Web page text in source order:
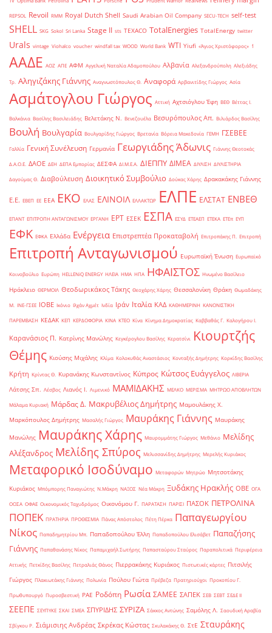
REPSOL Revoil RMM Royal Dutch Shell Saudi Arabian Oil Company SECU-TECH self-test
SHELL SKG Sokol Sri Lanka Stage II sts TEXACO TotalEnergies TotalEnergy twitter
Urals vintage Viohalco voucher windfall tax WOOD World Bank WTI Yiufi «Άγιος Χριστόφορος» ΄1
ΑΑΔΕ ΑΟΖ ΑΠΕ ΑΦΜ Αγγελική Ναταλία Αδαμοπούλου Αλβανία Αλεξανδρούπολη Αλεξιάδης
Τρ. Αληγιζάκης Γιάννης Αναγνωστόπουλος Θ. Αναφορά Αρβανιτίδης Γιώργος Ασία
Ασμάτογλου Γιώργος Αττική Αχτσιόγλου Έφη ΒΕΘ Βέττας Ι.
Βαλκάνια Βασίλης Βασιλειάδης Βελετάκης Ν. Βενεζουέλα Βεσυρόπουλος Απ. Βιλιάρδος Βασίλης
Βουλή Βουλγαρία Βουλγαρίδης Γιώργος Βρετανία Βόρεια Μακεδονία ΓΕΜΗ ΓΣΕΒΕΕ
Γαλλία Γενική Συνέλευση Γερμανία Γεωργιάδης Άδωνις Γιάννης Θεοτοκάς
Δ.Α.Ο.Ε. ΔΑΟΕ ΔΕΗ ΔΕΠΑ Εμπορίας ΔΕΣΦΑ ΔΙ.Μ.Ε.Α. ΔΙΕΠΠΥ ΔΙΜΕΑ ΔΙΥΛΙΣΗ ΔΙΥΛΙΣΤΗΡΙΑ
Δαγούμας Θ. Διαβούλευση Διοικητικό Συμβούλιο Δούκας Χάρης Δρακακάκης Γιάννης
Ε.Ε. ΕΒΕΠ ΕΕ ΕΕΑ ΕΚΟ ΕΛΑΣ ΕΛΙΝΟΙΛ ΕΛΛΑΚΤΩΡ ΕΛΠΕ ΕΛΣΤΑΤ ΕΝΒΕΘ
ΕΠΑΝΤ ΕΠΙΤΡΟΠΗ ΑΝΤΑΓΩΝΙΣΜΟΥ ΕΡΓΑΝΗ ΕΡΤ ΕΣΕΚ ΕΣΠΑ ΕΣΥΔ ΕΤΕΑΕΠ ΕΤΕΚΑ ΕΤΕπ ΕΥΠ
ΕΦΚ ΕΦΚΑ Ελλάδα Ενέργεια Επιστρεπτέα Προκαταβολή Επιτροπάκης Π. Επιτροπή
Επιτροπή Ανταγωνισμού Ευρωπαϊκή Ένωση Ευρωπαϊκό
Κοινοβούλιο Ευρώπη ΗELLENiQ ENERGY ΗΛΕΙΑ ΗΜΑ ΗΠΑ ΗΦΑΙΣΤΟΣ Ηνωμένο Βασίλειο
Ηράκλειο ΘΕΡΜΟΙΛ Θεοδωρικάκος Τάκης Θεοχάρης Χάρης Θεσσαλονίκη Θράκη Θωμαδάκης
Μ. ΙΝΕ-ΓΣΕΕ ΙΟΒΕ Ικόνιο Ιλχάν Αχμέτ Ινδία Ιράν Ιταλία ΚΑΔ ΚΑΘΗΜΕΡΙΝΗ ΚΑΝΟΝΙΣΤΙΚΗ
ΠΑΡΕΜΒΑΣΗ ΚΕΔΑΚ ΚΕΠ ΚΕΡΔΟΦΟΡΙΑ ΚΙΝΑ ΚΤΕΟ Κίνα Κίνημα Δημοκρατίας Καββαθάς Γ. Καλογήρου Ι.
Καρανάσιος Π. Κατρίνης Μανώλης Κεγκέρογλου Βασίλης Κερατσίνι
Κιουρτζής
Θέμης Κιούσης Μιχάλης Κλίμα Κολοκυθάς Αναστάσιος Κονταξής Δημήτρης Κορκίδης Βασίλης
Κρήτη Κρίντας Θ. Κυρανάκης Κωνσταντίνος Κύπρος Κώτσος Ευάγγελος ΛΙΒΕΡΙΑ
Λάτσης Σπ. Λέσβος Λιανός Ι. Λιμενικό ΜΑΜΙΔΑΚΗΣ ΜΕΛΚΟ ΜΕΡΙΣΜΑ ΜΗΤΡΩΟ ΑΠΟΒΛΗΤΩΝ
Μάλαμα Κυριακή Μάρδας Δ. Μακρυβέλιος Δημήτρης Μαμουλάκης Χ.
Μαρκόπουλος Δημήτρης Μασαλής Γιώργος Μαυράκης Γιάννης Μαυράκης
Μανώλης Μαυράκης Χάρης Μαυρομμάτης Γιώργος Μεθάνιο Μελίδης
Αλέξανδρος Μελίδης Σπύρος Μελισσανίδης Δημήτρης Μερελής Κυριάκος
Μεταφορικό Ισοδύναμο Μεταφορών Μητρώο Μητσοτάκης
Κυριάκος Μπόμπορης Παναγιώτης Ν.Μάκρη ΝΑΞΟΣ Νέα Μάκρη Ξυδάκης Ηρακλής ΟΒΕ ΟΓΑ
ΟΟΣΑ ΟΦΑΕ Οικονομικός Ταχυδρόμος Οικονόμου Γ. ΠΑΡΑΤΑΣΗ ΠΑΡΙΣΙ ΠΑΣΟΚ ΠΕΤΡΟΛΙΝΑ
ΠΟΠΕΚ ΠΡΑΤΗΡΙΑ ΠΡΟΘΕΣΜΙΑ Πάνας Απόστολος Πέτη Πέρκα Παπαγεωργίου
Νίκος Παπαδημητρίου Μπ. Παπαδοπούλου Έλλη Παπαδοπούλου Ελισάβετ Παπαζήσης
Γιάννης Παπαθανάσης Νίκος Παπαμιχαήλ Σωτήρης Παπασταύρου Σταύρος Παραπολιτικά Περιφέρεια
Αττικής Πετκίδης Βασίλης Πετραλιάς Θάνος Πιερρακάκης Κυριάκος Πιστωτικές κάρτες Πιτσιλής
Γιώργος Πλακιωτάκης Γιάννης Πολωνία Πούλου Γιώτα Πρέβεζα Πρατηριούχοι Προκοπίου Γ.
Πρωθυπουργό Πυροσβεστική ΡΑΕ Ροδόπη Ρωσία ΣΑΜΕΕ ΣΑΠΕΚ ΣΕΒ ΣΕΒΤ ΣΕΔΕ ΙΙ
ΣΕΕΠΕ ΣΕΥΠΥΚΕ ΣΚΑΙ ΣΜΕΑ ΣΠΥΡΙΔΗΣ ΣΥΡΙΖΑ Σάκκος Αντώνης Σαμόλης Λ. Σαουδική Αραβία
Σβίγκου Ρ. Σιάμισιης Ανδρέας Σκρέκας Κώστας Σκυλακάκης Θ. ΣτΕ Σταυράκης